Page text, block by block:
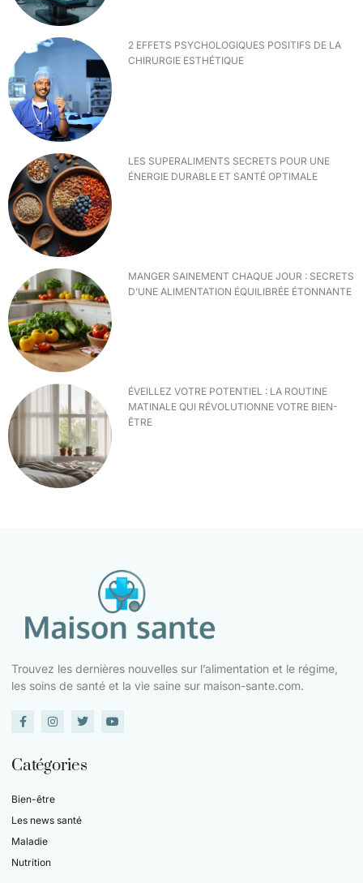
2 EFFETS PSYCHOLOGIQUES POSITIFS DE LA
CHIRURGIE ESTHÉTIQUE
LES SUPERALIMENTS SECRETS POUR UNE
ÉNERGIE DURABLE ET SANTÉ OPTIMALE
MANGER SAINEMENT CHAQUE JOUR : SECRETS
D’UNE ALIMENTATION ÉQUILIBRÉE ÉTONNANTE
ÉVEILLEZ VOTRE POTENTIEL : LA ROUTINE
MATINALE QUI RÉVOLUTIONNE VOTRE BIEN-
ÊTRE
Trouvez les dernières nouvelles sur l’alimentation et le régime,
les soins de santé et la vie saine sur maison-sante.com.
Catégories
Bien-être
Les news santé
Maladie
Nutrition